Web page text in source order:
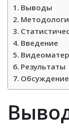
Выводы
Введение
Результаты
Обсуждение